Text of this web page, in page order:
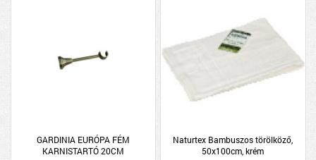
GARDINIA EURÓPA FÉM
KARNISTARTÓ 20CM
Naturtex Bambuszos törölköző,
50x100cm, krém